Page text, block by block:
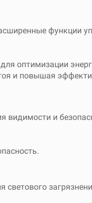
функции
оптимизации
и повышая
и